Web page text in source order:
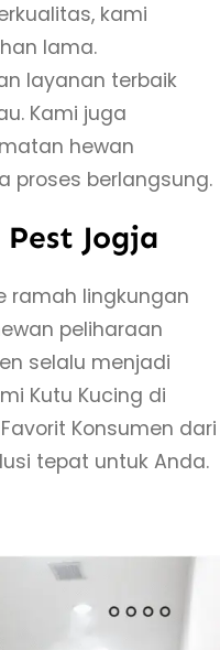
kami
lama.
layanan terbaik
Kami juga
hewan
proses berlangsung.
Jogja
ramah lingkungan
peliharaan
selalu menjadi
Kutu Kucing di
Konsumen dari
tepat untuk Anda.